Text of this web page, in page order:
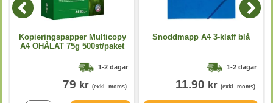
Kopieringspapper Multicopy
A4 OHÅLAT 75g 500st/paket
1-2 dagar
79 kr (exkl. moms)
Snoddmapp A4 3-klaff blå
1-2 dagar
11.90 kr (exkl. moms)